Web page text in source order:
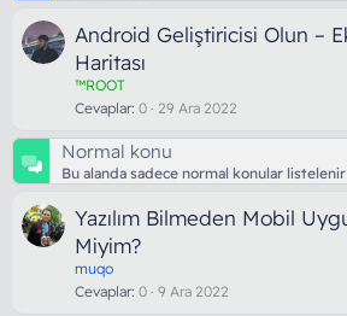
Android Geliştiricisi Olun –
Haritası
™ROOT
Cevaplar 0 29 Ara 2022
Normal konu
Bu alanda sadece normal konular listelenir
Yazılım Bilmeden Mobil
Miyim?
muqo
Cevaplar 0 9 Ara 2022